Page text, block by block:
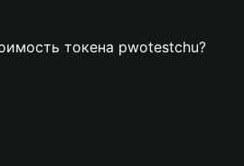
токена pwotestchu?